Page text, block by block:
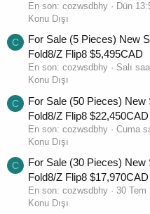
En son: cozwsdbhy
Dün
Konu Dışı
C
For Sale (5 Pieces) New
Fold8/Z Flip8 $5,495CAD
En son: cozwsdbhy
Salı
Konu Dışı
C
For Sale (50 Pieces)
Fold8/Z Flip8 $22,450CAD
En son: cozwsdbhy
Cuma
Konu Dışı
C
For Sale (30 Pieces)
Fold8/Z Flip8 $17,970CAD
En son: cozwsdbhy
30 Tem
Konu Dışı